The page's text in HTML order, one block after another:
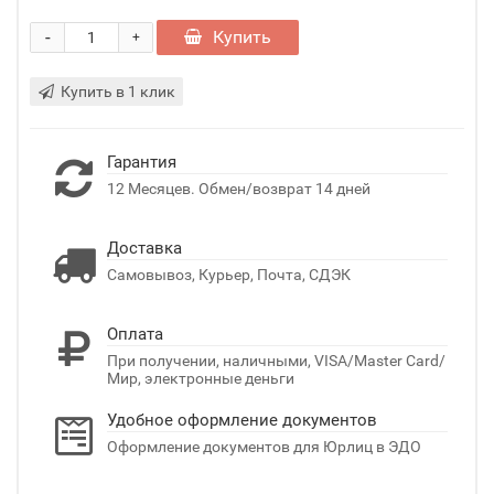
+
- Купить
Купить в 1 клик
Гарантия
12 Месяцев. Обмен/возврат 14 дней
Доставка
Самовывоз, Курьер, Почта, СДЭК
Оплата
При получении, наличными, VISA/Master Card/
Мир, электронные деньги
Удобное оформление документов
Оформление документов для Юрлиц в ЭДО